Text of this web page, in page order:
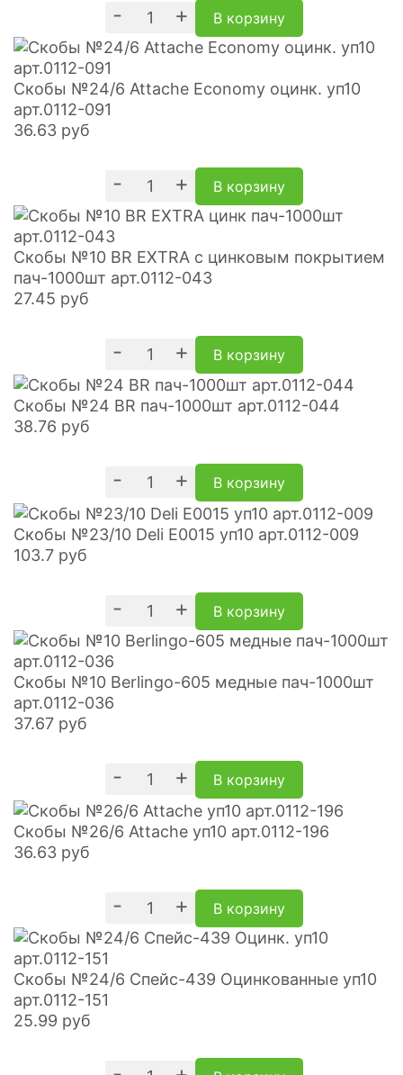
- + В корзину
Скобы №24/6 Attache Economy оцинк. уп10
арт.0112-091
36.63 руб
- + В корзину
Скобы №10 BR EXTRA с цинковым покрытием
пач-1000шт арт.0112-043
27.45 руб
- + В корзину
Скобы №24 BR пач-1000шт арт.0112-044
38.76 руб
- + В корзину
Скобы №23/10 Deli E0015 уп10 арт.0112-009
103.7 руб
- + В корзину
Скобы №10 Berlingo-605 медные пач-1000шт
арт.0112-036
37.67 руб
- + В корзину
Скобы №26/6 Attache уп10 арт.0112-196
36.63 руб
- + В корзину
Скобы №24/6 Спейс-439 Оцинкованные уп10
арт.0112-151
25.99 руб